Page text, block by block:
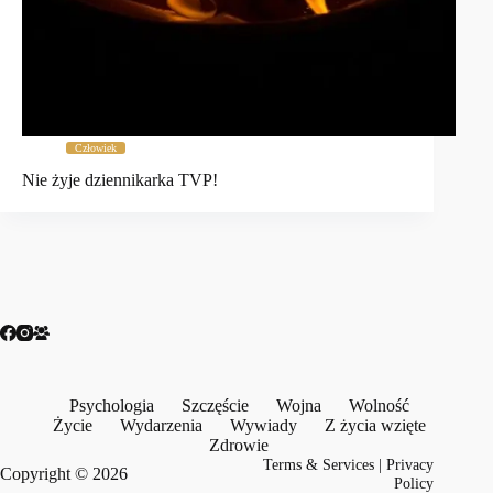
Człowiek
Nie żyje dziennikarka TVP!
Psychologia Szczęście Wojna
Wolność
Życie
Wydarzenia Wywiady
Z życia wzięte
Zdrowie
Copyright © 2026
Terms & Services |Privacy
Policy